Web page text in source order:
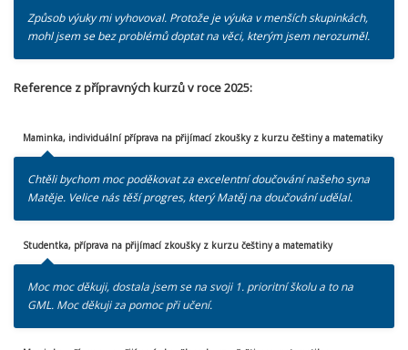
Způsob výuky mi vyhovoval. Protože je výuka v menších skupinkách,
mohl jsem se bez problémů doptat na věci, kterým jsem nerozuměl.
Reference z přípravných kurzů v roce2025:
Maminka, individuální příprava na přijímací zkoušky z kurzu češtiny a matematiky
Chtěli bychom moc poděkovat za excelentní doučování našeho syna
Matěje. Velice nás těší progres, který Matěj na doučování udělal.
Studentka, příprava na přijímací zkoušky z kurzu češtiny a matematiky
Moc moc děkuji, dostala jsem se na svoji 1. prioritní školu a to na
GML. Moc děkuji za pomoc při učení.